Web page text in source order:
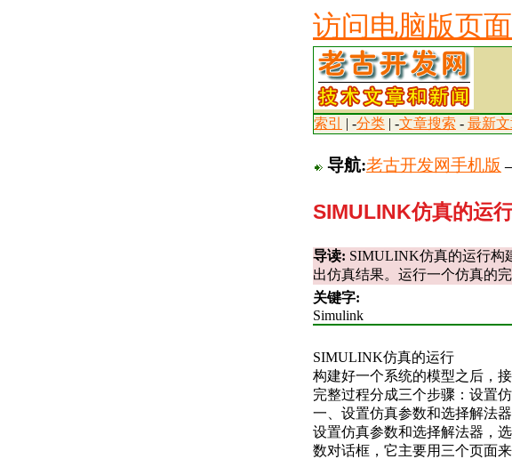
访问电脑版页面
索引 | -分类 | -文章搜索 - 最新
导航:老古开发网手机版
SIMULINK仿真的运
导读: SIMULINK仿真的运行构
出仿真结果。运行一个仿真的
关键字:
Simulink
SIMULINK仿真的运行
构建好一个系统的模型之后，
完整过程分成三个步骤：设置
一、设置仿真参数和选择解法器
设置仿真参数和选择解法器，
数对话框，它主要用三个页面